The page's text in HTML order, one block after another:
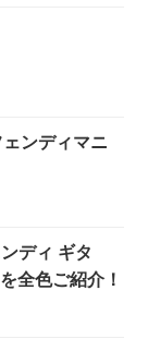
ンディマニ
ディ ギタ
全色ご紹介！